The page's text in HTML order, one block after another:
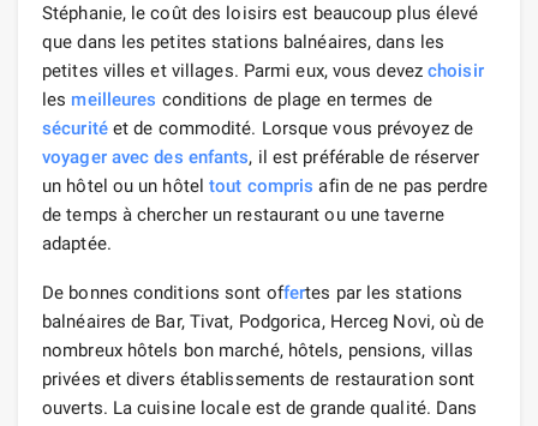
Stéphanie, le coût des loisirs est beaucoup plus élevé
que dans les petites stations balnéaires, dans les
petites villes et villages. Parmi eux, vous devezchoisir
les meilleures conditions de plage en termes de
sécuritéet de commodité. Lorsque vous prévoyez de
voyager avec des enfants, il est préférable de réserver
un hôtel ou un hôteltout compris afin de ne pas perdre
de temps à chercher un restaurant ou une taverne
adaptée.
De bonnes conditions sont offertes par les stations
balnéaires de Bar, Tivat, Podgorica, Herceg Novi, où de
nombreux hôtels bon marché, hôtels, pensions, villas
privées et divers établissements de restauration sont
ouverts. La cuisine locale est de grande qualité. Dans